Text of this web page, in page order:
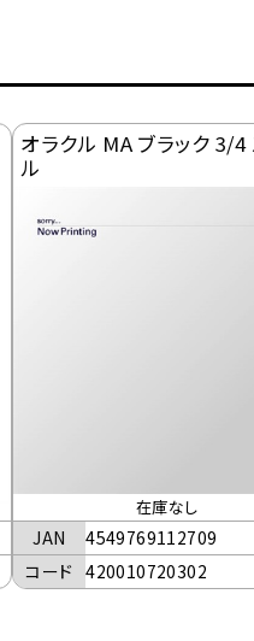
オラクル MA ブラック 3/4
ル
在庫なし
JAN
4549769112709
コード 420010720302